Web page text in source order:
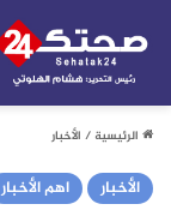
الرئيسية/ الأخبار
الأخبار اهم الأخبار